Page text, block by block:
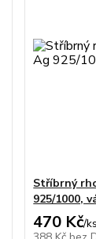
Stříbrný
925/1000,
470 Kč/ks